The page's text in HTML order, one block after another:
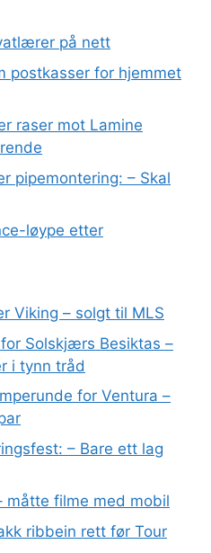
på nett
postkasser for hjemmet
raser mot Lamine
pipemontering: – Skal
løype etter
Viking – solgt til MLS
Solskjærs Besiktas –
i tynn tråd
for Ventura –
– Bare ett lag
måtte filme med mobil
ribbein rett før Tour